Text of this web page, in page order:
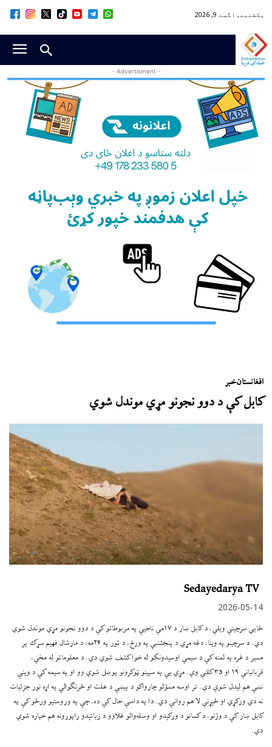
یکشنبه, اگست 9, 2026
- Advertisment -
افغانستانخبر
کابل کې د دوو نجونو مړي موندل شوي
Sedayedarya TV
2026-05-14
ځايي سرچینې ویلي، د کابل ښار د ۱۷مې ناحیې په مربوطاتو کې د دوو نجونو مړي موندل شوي
دي. د سرچینو په وینا، دغه مړي د پنجشنبې په ورځ، د ثور په ۲۴مه، د مارشال فهیم سړک پر
مسیر د غره په لمنه کې د سیمې اوسېدونکو له خوا کشف شوي دي. د معلوماتو له مخې،
قربانیانې ۱۹ او ۳۵ کلنې وې. مړي یې په سپینو ټوکرونو پوښل شوي وو او په سیمه کې د وینې
نښې هم لیدل شوې دي. تر اوسه مسؤلو چارواکو د پېښې د علت او څرنګوالي په اړه نور جزئیات
نه دي ورکړي او څېړنې لا هم روانې دي. دا په داسې حال کې ده، چې په وروستیو ورځو کې په
کابل ښار کې د وژنو، د کسانو د ورکېدو او وسله‌والو غلاوو د زیاتېدو راپورونه هم خپاره شوي
دي.